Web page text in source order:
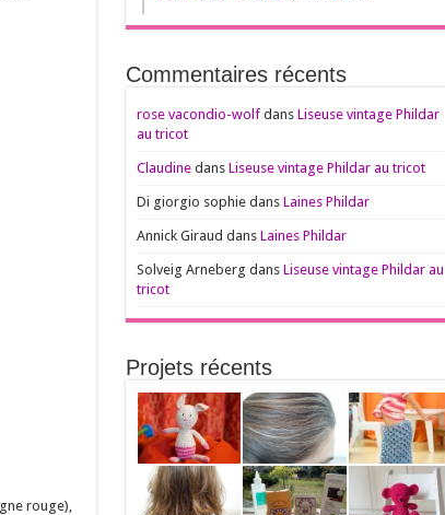
rouge),
Commentaires récents
rose vacondio-wolfdans Liseuse vintage Phildar
au tricot
Claudinedans Liseuse vintage Phildar au tricot
Di giorgio sophiedans Laines Phildar
Annick Giraud dans Laines Phildar
Solveig Arneberg dans Liseuse vintage Phildar au
tricot
Projets récents